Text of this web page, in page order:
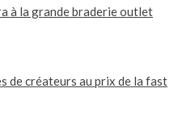
à la grande braderie outlet
de créateurs au prix de la fast